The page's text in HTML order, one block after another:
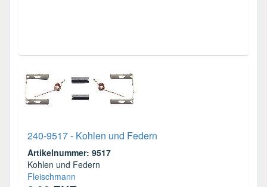
240-9517 - Kohlen und Federn
Artikelnummer: 9517
Kohlen und Federn
Fleischmann